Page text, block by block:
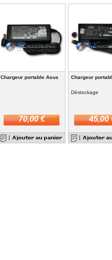
Chargeur portable Asus
70,00 €
Chargeur
Déstockage
45,00